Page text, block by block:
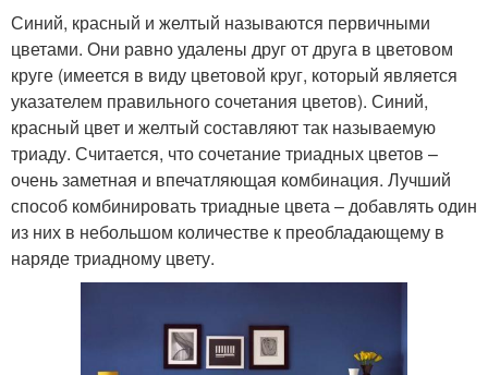
Синий, красный и желтый называются первичными
цветами. Они равно удалены друг от друга в цветовом
круге (имеется в виду цветовой круг, который является
указателем правильного сочетания цветов). Синий,
красный цвет и желтый составляют так называемую
триаду. Считается, что сочетание триадных цветов –
очень заметная и впечатляющая комбинация. Лучший
способ комбинировать триадные цвета – добавлять один
из них в небольшом количестве к преобладающему в
наряде триадному цвету.